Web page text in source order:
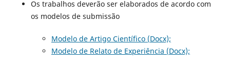
Os trabalhos deverão ser elaborados de acordo com
os modelos de submissão
Modelo de Artigo Científico (Docx);
Modelo de Relato de Experiência (Docx);